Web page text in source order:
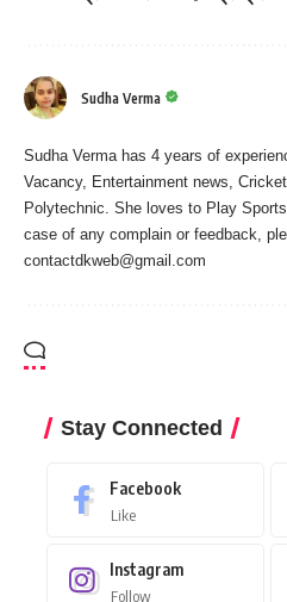
Sudha Verma
Sudha Verma has 4 years of
Vacancy, Entertainment news,
Polytechnic. She loves to Play
case of any complain or feedback,
contactdkweb@gmail.com
Stay Connected
Facebook
Like
Instagram
Follow